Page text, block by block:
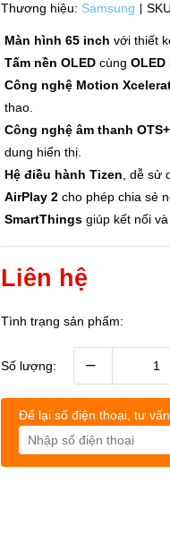
Thương hiệu: Samsung
Màn hình 65 inch với thiết
Tấm nền OLEDcùng OLED
Công nghệ Motion
thao.
Công nghệ âm thanh OTS+
dung hiển thị.
Hệ điều hành Tizen , dễ
AirPlay 2 cho phép chia sẻ
SmartThingsgiúp kết nối và
Liên hệ
Tình trạng sản phẩm:
Số lượng: –
Để lại số điện thoại, tư